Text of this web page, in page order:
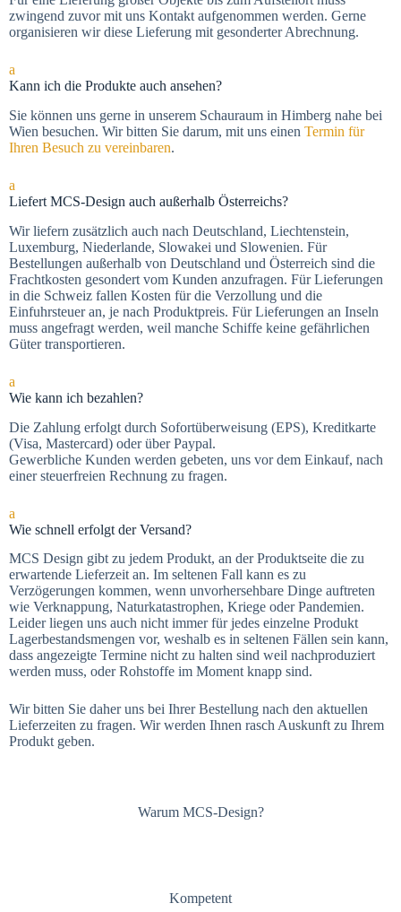
zwingend zuvor mit uns Kontakt aufgenommen werden. Gerne
organisieren wir diese Lieferung mit gesonderter Abrechnung.
a
Kann ich die Produkte auch ansehen?
Sie können uns gerne in unserem Schauraum in Himberg nahe bei
Wien besuchen. Wir bitten Sie darum, mit uns einen Termin für
Ihren Besuch zu vereinbaren.
a
Liefert MCS-Design auch außerhalb Österreichs?
Wir liefern zusätzlich auch nach Deutschland, Liechtenstein,
Luxemburg, Niederlande, Slowakei und Slowenien. Für
Bestellungen außerhalb von Deutschland und Österreich sind die
Frachtkosten gesondert vom Kunden anzufragen. Für Lieferungen
in die Schweiz fallen Kosten für die Verzollung und die
Einfuhrsteuer an, je nach Produktpreis. Für Lieferungen an Inseln
muss angefragt werden, weil manche Schiffe keine gefährlichen
Güter transportieren.
a
Wie kann ich bezahlen?
Die Zah­lung er­folgt durch Sofortüberweisung (EPS), Kre­dit­kar­te
(Vi­sa, Mas­ter­card) oder über Paypal.
Gewerbliche Kunden werden gebeten, uns vor dem Einkauf, nach
einer steuerfreien Rechnung zu fragen.
a
Wie schnell erfolgt der Versand?
MCS Design gibt zu jedem Produkt, an der Produktseite die zu
erwartende Lieferzeit an. Im seltenen Fall kann es zu
Verzögerungen kommen, wenn unvorhersehbare Dinge auftreten
wie Verknappung, Naturkatastrophen, Kriege oder Pandemien.
Leider liegen uns auch nicht immer für jedes einzelne Produkt
Lagerbestandsmengen vor, weshalb es in seltenen Fällen sein kann,
dass angezeigte Termine nicht zu halten sind weil nachproduziert
werden muss, oder Rohstoffe im Moment knapp sind.
Wir bitten Sie daher uns bei Ihrer Bestellung nach den aktuellen
Lieferzeiten zu fragen. Wir werden Ihnen rasch Auskunft zu Ihrem
Produkt geben.
Warum MCS-Design?
Kompetent